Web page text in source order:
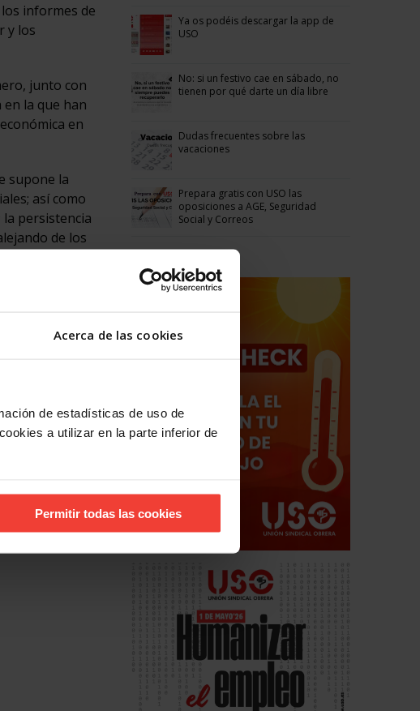
Acerca de las cookies
de estadísticas de uso de
a utilizar en la parte inferior de
Permitir todas las cookies
informes de
y los
junto con
en la que han
en
supone la
así como
persistencia
de los
a la
más indefinidos
Ya os podéis descargar la app de
USO
No: si un festivo cae en sábado, no
tienen por qué darte un día libre
Dudas frecuentes sobre las
vacaciones
Prepara gratis con USO las
oposiciones a AGE, Seguridad
Social y Correos